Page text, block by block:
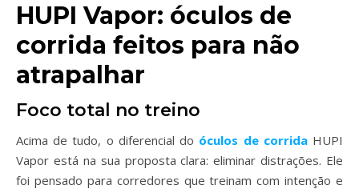
HUPI Vapor: óculos de
corrida feitos para não
atrapalhar
Foco total no treino
Acima de tudo, o diferencial do óculos de corrida HUPI
Vapor está na sua proposta clara: eliminar distrações. Ele
foi pensado para corredores que treinam com intenção e